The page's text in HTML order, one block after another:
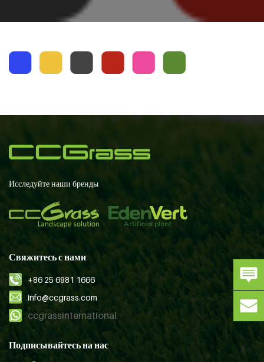
Исследуйте наши бренды
Свяжитесь с нами
+86 25 6981 1666
info@ccgrass.com
ccgrassinternational
Подписывайтесь на нас